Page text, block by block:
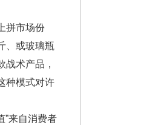
拼市场份
、或玻璃瓶
术产品，
种模式对许
来自消费者